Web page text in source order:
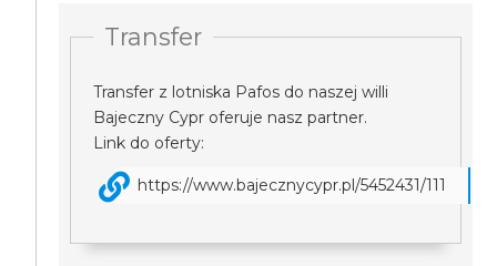
Transfer
Transfer z lotniska Pafos do naszej willi
Bajeczny Cypr oferuje nasz partner.
Link do oferty:
https://www.bajecznycypr.pl/5452431/111